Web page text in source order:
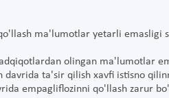
ma'lumotlar yetarli emasligi
olingan ma'lumotlar
ta'sir qilish xavfi istisno
empagliflozinni qo'llash zarur